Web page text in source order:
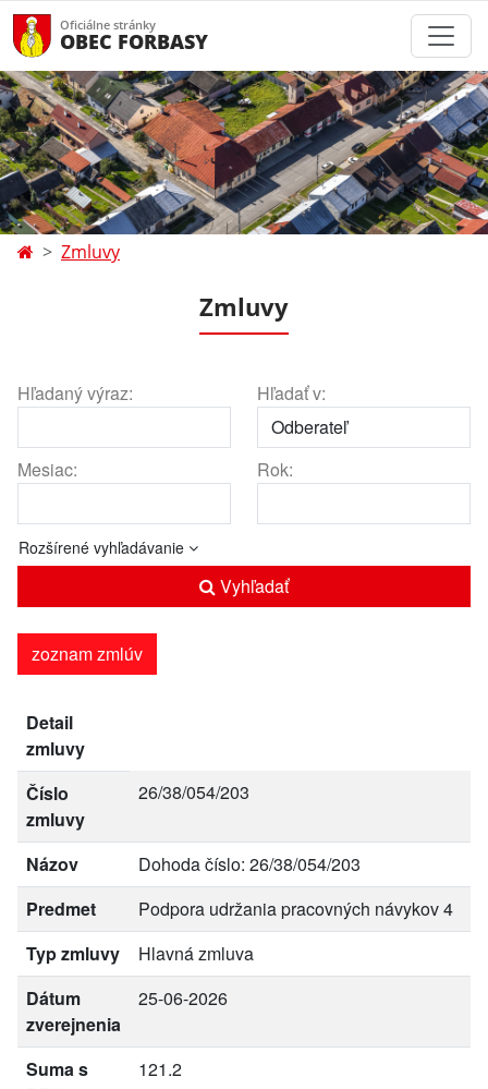
Oficiálne stránky
OBEC FORBASY
Zmluvy
Zmluvy
Hľadaný výraz: Hľadať v:
Mesiac: Rok:
Rozšírené vyhľadávanie
Vyhľadať
zoznam zmlúv
Detail
zmluvy
Číslo
zmluvy
26/38/054/203
Názov
Dohoda číslo: 26/38/054/203
Predmet
Podpora udržania pracovných návykov 4
Typ zmluvy
Hlavná zmluva
Dátum
zverejnenia
25-06-2026
Suma s
121.2